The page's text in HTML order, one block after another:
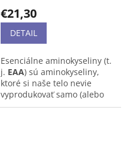
€21,30
DETAIL
Esenciálne aminokyseliny (t.
j. EAA) sú aminokyseliny,
ktoré si naše telo nevie
vyprodukovať samo (alebo
len v malých množstvách),